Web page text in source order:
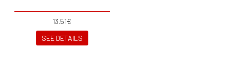
13.51€
SEE DETAILS